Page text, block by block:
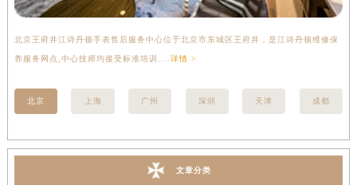
北京王府井江诗丹顿手表售后服务中心位于北京市东城区王府井，是江诗丹顿维修保
养服务网点,中心技师均接受标准培训....详情 >
北京 上海 广州 深圳 天津 成都
文章分类